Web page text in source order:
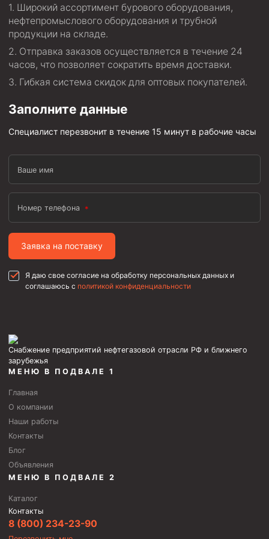
Пробки цементировочные
Скребки корончатые СК и тросовые СТ
Центраторы колонные
Перья гидромониторные
Пауки механические
Желонки
Ерши механические
Скреперы механические
Шламометаллоуловитель ШМУ
Магнитные ловители
Фрезеры стартово-оконные
Калибраторы расширители
Широкий ассортимент бурового оборудования,
нефтепромыслового оборудования и трубной
продукции на складе.
Отправка заказов осуществляется в течение 24
часов, что позволяет сократить время доставки.
Гибкая система скидок для оптовых покупателей.
Заполните данные
Специалист перезвонит в течение 15 минут в рабочие часы
Ваше имя
Номер телефона
Заявка на поставку
Я даю свое согласие на обработку персональных данных и
соглашаюсь с политикой конфиденциальности
Снабжение предприятий нефтегазовой отрасли РФ и ближнего
зарубежья
МЕНЮ В ПОДВАЛЕ 1
Главная
О компании
Наши работы
Контакты
Блог
Объявления
МЕНЮ В ПОДВАЛЕ 2
Каталог
Контакты
8 (800) 234-23-90